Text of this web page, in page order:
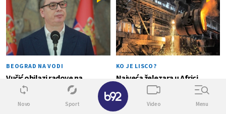
BEOGRAD NA VODI
Vučić obilazi radove na
rekonstrukciji Starog
železničkog mosta
KO JE LISCO?
Najveća železara u Africi
dolazi u komšiluk
Novo Sport Video Menu
✕